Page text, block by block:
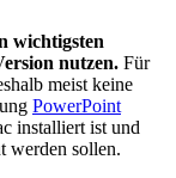
wichtigsten
nutzen. Für
meist keine
PowerPoint
installiert ist und
werden sollen.